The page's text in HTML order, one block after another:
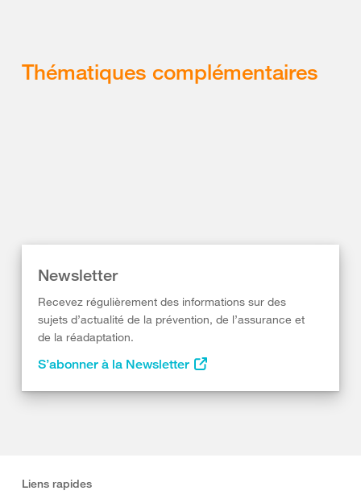
Thématiques complémentaires
Newsletter
Recevez régulièrement des informations sur des
sujets d’actualité de la prévention, de l’assurance et
de la réadaptation.
S’abonner à la Newsletter
Liens rapides